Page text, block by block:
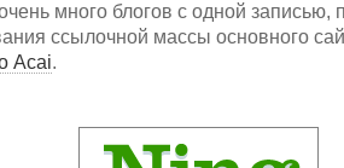
много блогов с одной записью,
ссылочной массы основного
Acai.